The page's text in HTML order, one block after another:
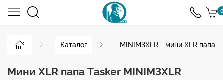
0
Каталог MINIM3XLR - мини XLR папа
Мини XLR папа Tasker MINIM3XLR